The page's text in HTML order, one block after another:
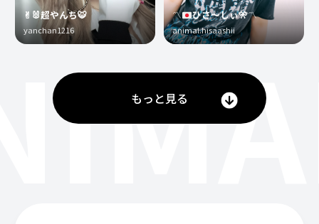
✌︎🐰超やんち🐯
yanchan1216
〽️ ひさ〜しぃ🎌〽️
animal.hisaashii
もっと見る